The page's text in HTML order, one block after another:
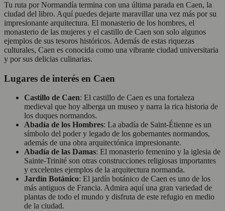
Tu ruta por Normandía termina con una última parada en Caen, la
ciudad del libro. Aquí puedes dejarte maravillar una vez más por su
impresionante arquitectura. El monasterio de los hombres, el
monasterio de las mujeres y el castillo de Caen son solo algunos
ejemplos de sus tesoros históricos. Además de estas riquezas
culturales, Caen es conocida como una vibrante ciudad universitaria
y por sus delicias culinarias.
Lugares de interés en Caen
Castillo de Caen: El castillo de Caen es una fortaleza
medieval que hoy alberga un museo y narra la rica historia de
los duques normandos.
Abadía de los Hombres: La abadía de Saint-Étienne es un
símbolo del poder y legado de los gobernantes normandos,
además de una obra arquitectónica impresionante.
Abadía de las Damas: El monasterio femenino y la iglesia de
Sainte-Trinité son otras construcciones religiosas importantes
y excelentes ejemplos de la arquitectura normanda.
Jardín Botánico: El jardín botánico de Caen es uno de los
más antiguos de Francia. Admira aquí una gran variedad de
plantas de todo el mundo y disfruta de este refugio en medio
de la ciudad.